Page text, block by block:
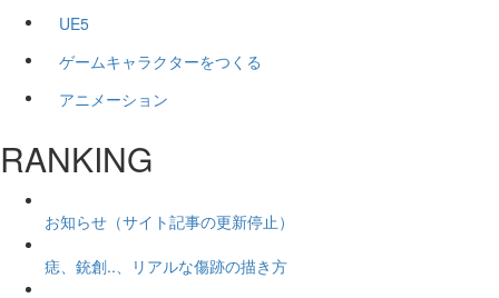
UE5
ゲームキャラクターをつくる
アニメーション
RANKING
お知らせ（サイト記事の更新停止）
痣、銃創..、リアルな傷跡の描き方